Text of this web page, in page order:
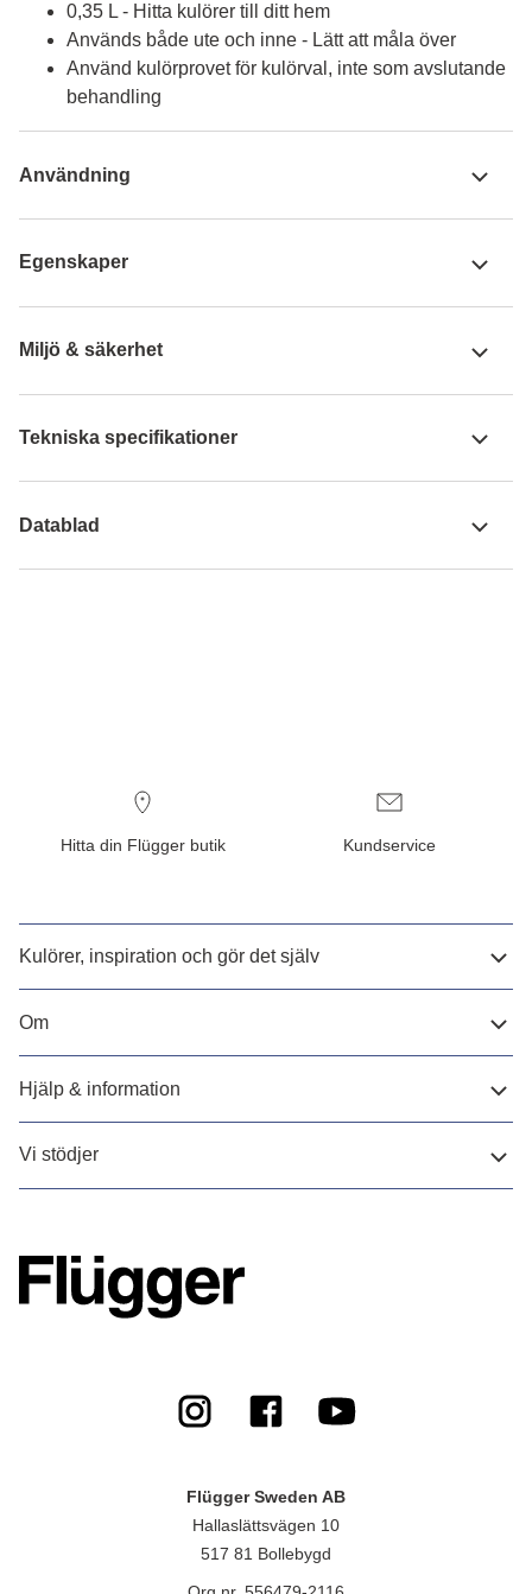
0,35 L - Hitta kulörer till ditt hem
Används både ute och inne - Lätt att måla över
Använd kulörprovet för kulörval, inte som avslutande
behandling
Användning
Egenskaper
Miljö & säkerhet
Tekniska specifikationer
Datablad
Hitta din Flügger butik Kundservice
Kulörer, inspiration och gör det själv
Om
Hjälp & information
Vi stödjer
Flügger Sweden AB
Hallaslättsvägen 10
517 81 Bollebygd